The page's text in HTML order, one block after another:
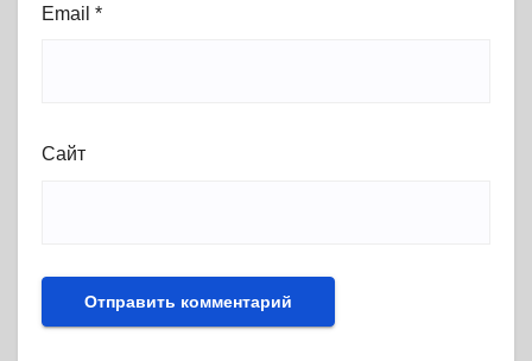
Email *
Сайт